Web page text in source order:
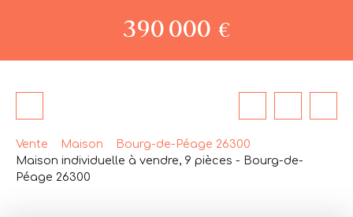
390 000 €
Vente Maison
Bourg-de-Péage 26300
Maison individuelle à vendre, 9 pièces - Bourg-de-
Péage 26300